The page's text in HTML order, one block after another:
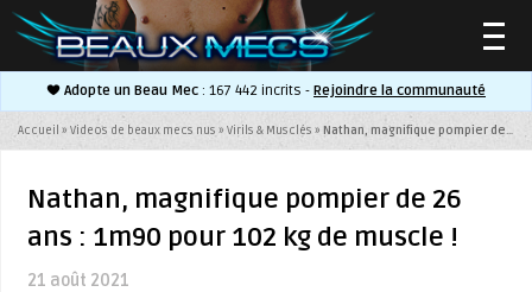
Adopte un Beau Mec : 167 442 incrits - Rejoindre la communauté
Accueil » Videos de beaux mecs nus » Virils & Musclés » Nathan, magnifique pompier de 26 ans : 1m90 pour 102 kg de muscle !
Nathan, magnifique pompier de 26
ans : 1m90 pour 102 kg de muscle !
21 août 2021
▼